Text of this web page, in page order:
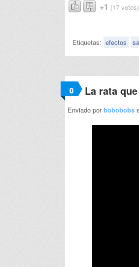
+1 (17 votos)
Etiquetas: efectos
0 La rata
Enviado porbobobobs